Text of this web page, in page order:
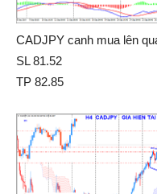
CADJPY canh mua lên
SL 81.52
TP 82.85